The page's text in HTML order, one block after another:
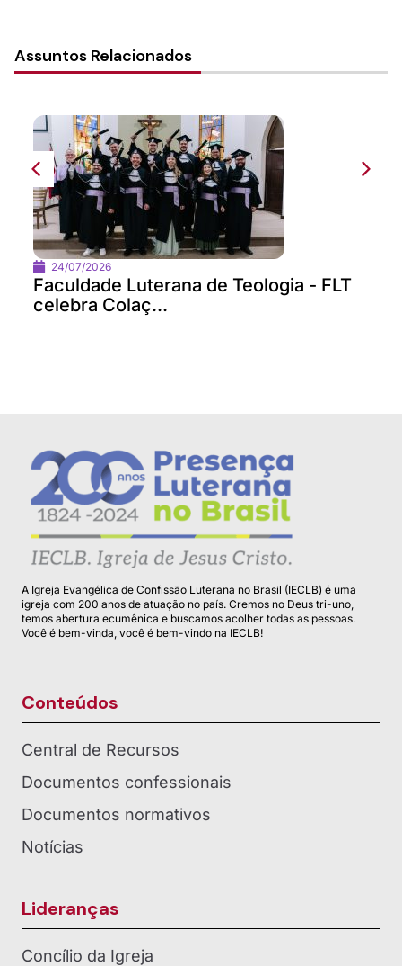
Assuntos Relacionados
24/07/2026
Faculdade Luterana de Teologia - FLT
celebra Colaç...
A Igreja Evangélica de Confissão Luterana no Brasil (IECLB) é uma
igreja com 200 anos de atuação no país. Cremos no Deus tri-uno,
temos abertura ecumênica e buscamos acolher todas as pessoas.
Você é bem-vinda, você é bem-vindo na IECLB!
Conteúdos
Central de Recursos
Documentos confessionais
Documentos normativos
Notícias
Lideranças
Concílio da Igreja